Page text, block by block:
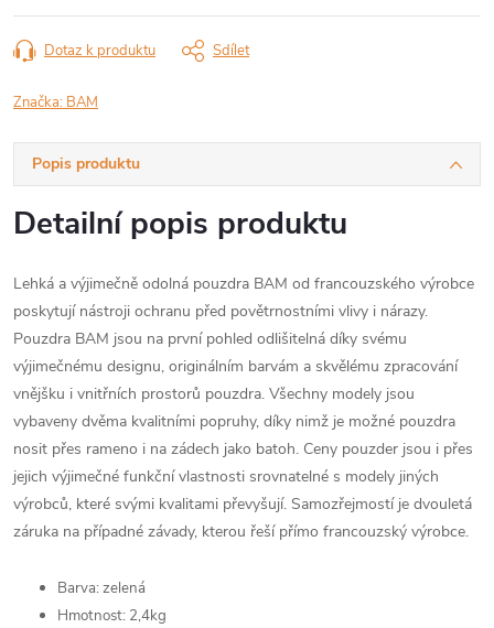
Dotaz k produktu Sdílet
Značka: BAM
Popis produktu
Detailní popis produktu
Lehká a výjimečně odolná pouzdra BAM od francouzského výrobce
poskytují nástroji ochranu před povětrnostními vlivy i nárazy.
Pouzdra BAM jsou na první pohled odlišitelná díky svému
výjimečnému designu, originálním barvám a skvělému zpracování
vnějšku i vnitřních prostorů pouzdra. Všechny modely jsou
vybaveny dvěma kvalitními popruhy, díky nimž je možné pouzdra
nosit přes rameno i na zádech jako batoh. Ceny pouzder jsou i přes
jejich výjimečné funkční vlastnosti srovnatelné s modely jiných
výrobců, které svými kvalitami převyšují. Samozřejmostí je dvouletá
záruka na případné závady, kterou řeší přímo francouzský výrobce.
Barva: zelená
Hmotnost: 2,4kg